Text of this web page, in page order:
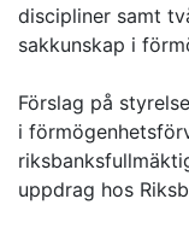
discipliner samt
sakkunskap i
Förslag på
i
uppdrag hos